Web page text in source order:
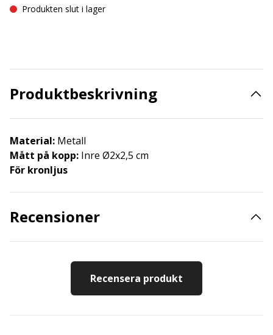
Produkten slut i lager
Produktbeskrivning
Material: Metall
Mått på kopp: Inre Ø2x2,5 cm
För kronljus
Recensioner
Recensera produkt